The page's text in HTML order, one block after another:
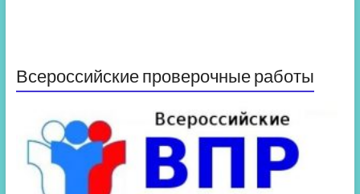
Всероссийские проверочные работы